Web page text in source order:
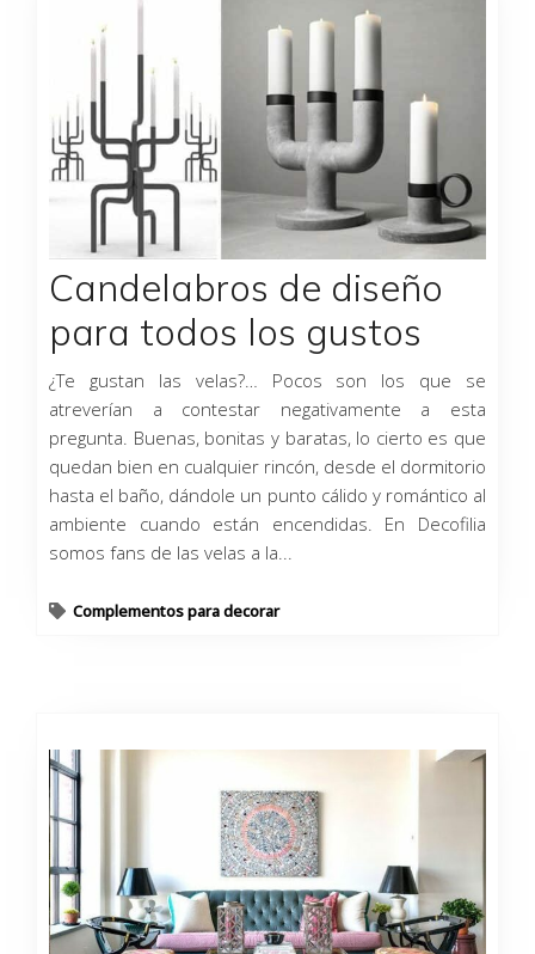
Candelabros de diseño
para todos los gustos
¿Te gustan las velas?… Pocos son los que se
atreverían a contestar negativamente a esta
pregunta. Buenas, bonitas y baratas, lo cierto es que
quedan bien en cualquier rincón, desde el dormitorio
hasta el baño, dándole un punto cálido y romántico al
ambiente cuando están encendidas. En Decofilia
somos fans de las velas a la...
Complementos para decorar